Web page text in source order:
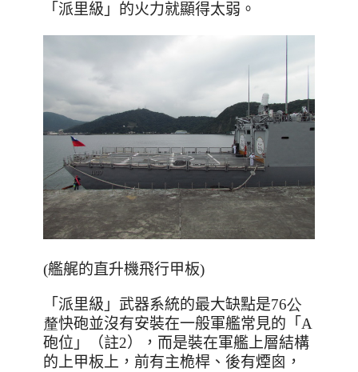
「派里級」的火力就顯得太弱。
(艦艉的直升機飛行甲板)
「派里級」武器系統的最大缺點是76公
釐快砲並沒有安裝在一般軍艦常見的「 A
砲位」（註2），而是裝在軍艦上層結構
的上甲板上，前有主桅桿、後有煙囪，